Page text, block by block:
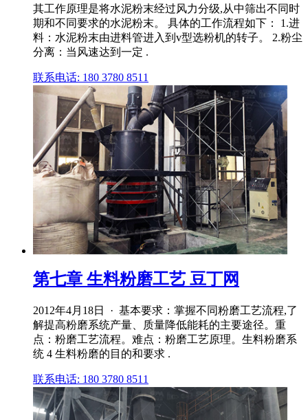
其工作原理是将水泥粉末经过风力分级,从中筛出不同时
期和不同要求的水泥粉末。 具体的工作流程如下： 1.进
料：水泥粉末由进料管进入到v型选粉机的转子。 2.粉尘
分离：当风速达到一定 .
联系电话: 180 3780 8511
第七章 生料粉磨工艺 豆丁网
2012年4月18日 · 基本要求：掌握不同粉磨工艺流程,了
解提高粉磨系统产量、质量降低能耗的主要途径。重
点：粉磨工艺流程。难点：粉磨工艺原理。生料粉磨系
统 4 生料粉磨的目的和要求 .
联系电话: 180 3780 8511